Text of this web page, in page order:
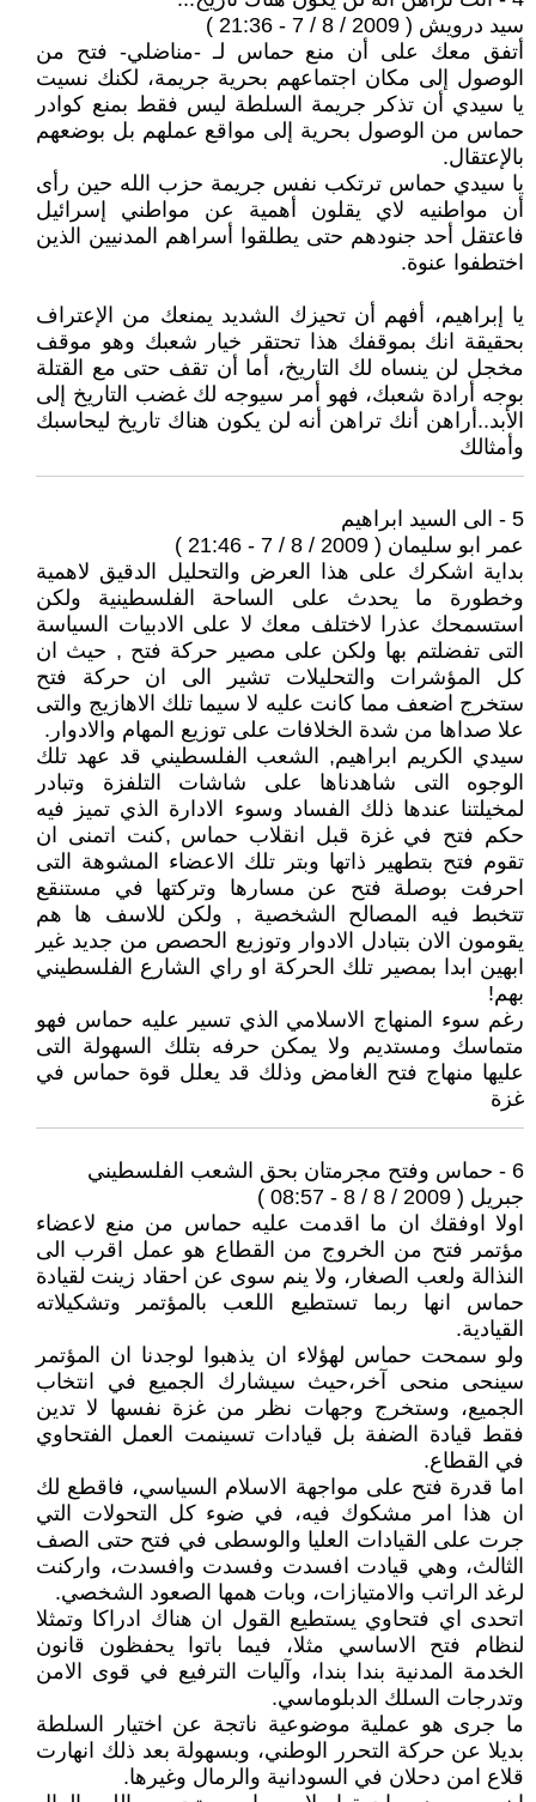
سيد درويش ( 2009 / 8 / 7 - 21:36 )
أتفق معك على أن منع حماس لـ -مناضلي- فتح من
الوصول إلى مكان اجتماعهم بحرية جريمة، لكنك نسيت
يا سيدي أن تذكر جريمة السلطة ليس فقط بمنع كوادر
حماس من الوصول بحرية إلى مواقع عملهم بل بوضعهم
بالإعتقال.
يا سيدي حماس ترتكب نفس جريمة حزب الله حين رأى
أن مواطنيه لاي يقلون أهمية عن مواطني إسرائيل
فاعتقل أحد جنودهم حتى يطلقوا أسراهم المدنيين الذين
اختطفوا عنوة.
يا إبراهيم، أفهم أن تحيزك الشديد يمنعك من الإعتراف
بحقيقة انك بموقفك هذا تحتقر خيار شعبك وهو موقف
مخجل لن ينساه لك التاريخ، أما أن تقف حتى مع القتلة
بوجه أرادة شعبك، فهو أمر سيوجه لك غضب التاريخ إلى
الأبد..أراهن أنك تراهن أنه لن يكون هناك تاريخ ليحاسبك
وأمثالك
5 - الى السيد ابراهيم
عمر ابو سليمان ( 2009 / 8 / 7 - 21:46 )
بداية اشكرك على هذا العرض والتحليل الدقيق لاهمية
وخطورة ما يحدث على الساحة الفلسطينية ولكن
استسمحك عذرا لاختلف معك لا على الادبيات السياسة
التى تفضلتم بها ولكن على مصير حركة فتح , حيث ان
كل المؤشرات والتحليلات تشير الى ان حركة فتح
ستخرج اضعف مما كانت عليه لا سيما تلك الاهازيج والتى
علا صداها من شدة الخلافات على توزيع المهام والادوار.
سيدي الكريم ابراهيم, الشعب الفلسطيني قد عهد تلك
الوجوه التى شاهدناها على شاشات التلفزة وتبادر
لمخيلتنا عندها ذلك الفساد وسوء الادارة الذي تميز فيه
حكم فتح في غزة قبل انقلاب حماس ,كنت اتمنى ان
تقوم فتح بتطهير ذاتها وبتر تلك الاعضاء المشوهة التى
احرفت بوصلة فتح عن مسارها وتركتها في مستنقع
تتخبط فيه المصالح الشخصية , ولكن للاسف ها هم
يقومون الان بتبادل الادوار وتوزيع الحصص من جديد غير
ابهين ابدا بمصير تلك الحركة او راي الشارع الفلسطيني
بهم!
رغم سوء المنهاج الاسلامي الذي تسير عليه حماس فهو
متماسك ومستديم ولا يمكن حرفه بتلك السهولة التى
عليها منهاج فتح الغامض وذلك قد يعلل قوة حماس في
غزة
6 - حماس وفتح مجرمتان بحق الشعب الفلسطيني
جبريل ( 2009 / 8 / 8 - 08:57 )
اولا اوفقك ان ما اقدمت عليه حماس من منع لاعضاء
مؤتمر فتح من الخروج من القطاع هو عمل اقرب الى
النذالة ولعب الصغار، ولا ينم سوى عن احقاد زينت لقيادة
حماس انها ربما تستطيع اللعب بالمؤتمر وتشكيلاته
القيادية.
ولو سمحت حماس لهؤلاء ان يذهبوا لوجدنا ان المؤتمر
سينحى منحى آخر،حيث سيشارك الجميع في انتخاب
الجميع، وستخرج وجهات نظر من غزة نفسها لا تدين
فقط قيادة الضفة بل قيادات تسينمت العمل الفتحاوي
في القطاع.
اما قدرة فتح على مواجهة الاسلام السياسي، فاقطع لك
ان هذا امر مشكوك فيه، في ضوء كل التحولات التي
جرت على القيادات العليا والوسطى في فتح حتى الصف
الثالث، وهي قيادت افسدت وفسدت وافسدت، واركنت
لرغد الراتب والامتيازات، وبات همها الصعود الشخصي.
اتحدى اي فتحاوي يستطيع القول ان هناك ادراكا وتمثلا
لنظام فتح الاساسي مثلا، فيما باتوا يحفظون قانون
الخدمة المدنية بندا بندا، وآليات الترفيع في قوى الامن
وتدرجات السلك الدبلوماسي.
ما جرى هو عملية موضوعية ناتجة عن اختيار السلطة
بديلا عن حركة التحرر الوطني، وبسهولة بعد ذلك انهارت
قلاع امن دحلان في السودانية والرمال وغيرها.